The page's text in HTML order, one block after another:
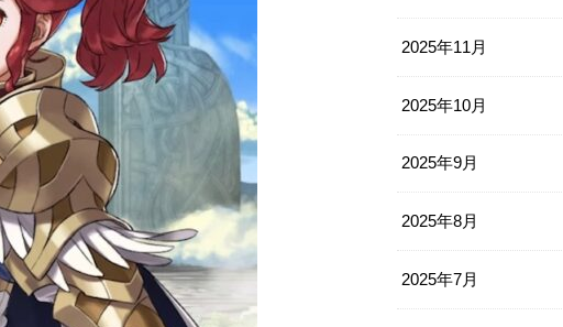
2025年11月
2025年10月
2025年9月
2025年8月
2025年7月